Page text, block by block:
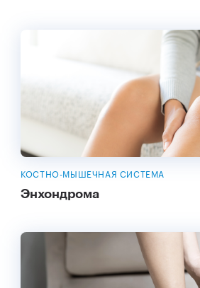
КОСТНО-МЫШЕЧНАЯ СИСТЕМА
Энхондрома